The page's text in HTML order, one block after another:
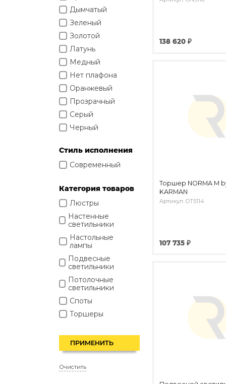
Все категории товаров
Реализованные проекты
Дымчатый
Зеленый
Золотой
Латунь
Медный
Нет плафона
Оранжевый
Прозрачный
Серый
Черный
Стиль исполнения
Cовременный
Категория товаров
Люстры
Настенные
светильники
Настольные
лампы
Подвесные
светильники
Потолочные
светильники
Споты
Торшеры
ПРИМЕНИТЬ
Очистить
138 620 ₽
Торшер NORMA M
KARMAN
Артикул: OT5114
107 735 ₽